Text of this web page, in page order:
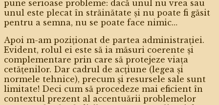
pune serioase probleme: dacă unul nu vrea sau
unul este plecat în străinătate și nu poate fi găsit
pentru a semna, nu se poate face nimic…
Apoi m-am poziționat de partea administrației.
Evident, rolul ei este să ia măsuri coerente și
complementare prin care să protejeze viața
cetățenilor. Dar cadrul de acțiune (legea și
normele tehnice), precum și resursele sale sunt
limitate! Deci cum să procedeze mai eficient în
contextul prezent al accentuării problemelor